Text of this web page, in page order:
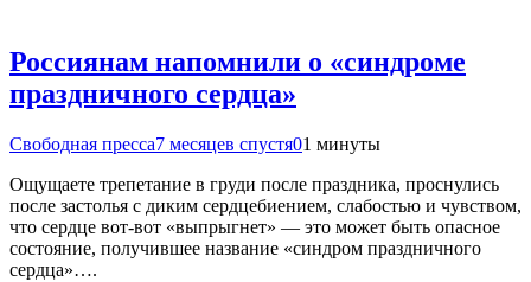
Россиянам напомнили о «синдроме
праздничного сердца»
Свободная пресса7 месяцев спустя01 минуты
Ощущаете трепетание в груди после праздника, проснулись
после застолья с диким сердцебиением, слабостью и чувством,
что сердце вот-вот «выпрыгнет» — это может быть опасное
состояние, получившее название «синдром праздничного
сердца»….